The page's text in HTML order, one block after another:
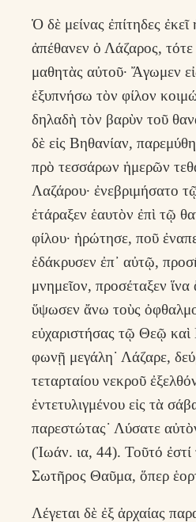
Ὁ δὲ μείνας ἐπίτηδες
ἀπέθανεν ὁ Λάζαρος, τότε
μαθητὰς αὐτοῦ· Ἄγωμεν
ἐξυπνήσω τὸν φίλον
δηλαδὴ τὸν βαρὺν τοῦ
δὲ εἰς Βηθανίαν,
πρὸ τεσσάρων ἡμερῶν
Λαζάρου· ἐνεβριμήσατο
ἐτάραξεν ἑαυτὸν ἐπὶ τῷ
φίλου· ἠρώτησε, ποῦ
ἐδάκρυσεν ἐπ᾿ αὐτῷ,
μνημεῖον, προσέταξεν ἵνα
ὕψωσεν ἄνω τοὺς
εὐχαριστήσας τῷ Θεῷ καὶ
φωνῇ μεγάλη˙ Λάζαρε,
τεταρταίου νεκροῦ
ἐντετυλιγμένου εἰς τὰ
παρεστώτας˙ Λύσατε
(Ἰωάν. ια, 44). Τοῦτό ἐστί
Σωτῆρος Θαῦμα, ὅπερ
Λέγεται δὲ ἐξ ἀρχαίας